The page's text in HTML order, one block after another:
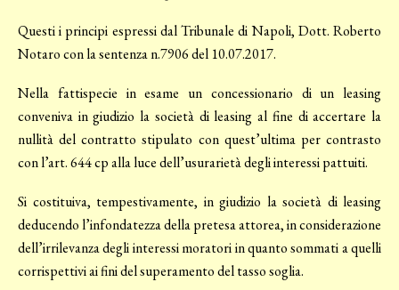
Questi i principi espressi dal Tribunale di Napoli, Dott. Roberto
Notaro con la sentenza n.7906 del 10.07.2017.
Nella fattispecie in esame un concessionario di un leasing
conveniva in giudizio la società di leasing al fine di accertare la
nullità del contratto stipulato con quest’ultima per contrasto
con l’art. 644 cp alla luce dell’usurarietà degli interessi pattuiti.
Si costituiva, tempestivamente, in giudizio la società di leasing
deducendo l’infondatezza della pretesa attorea, in considerazione
dell’irrilevanza degli interessi moratori in quanto sommati a quelli
corrispettivi ai fini del superamento del tasso soglia.